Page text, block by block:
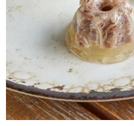
+7
Отправить